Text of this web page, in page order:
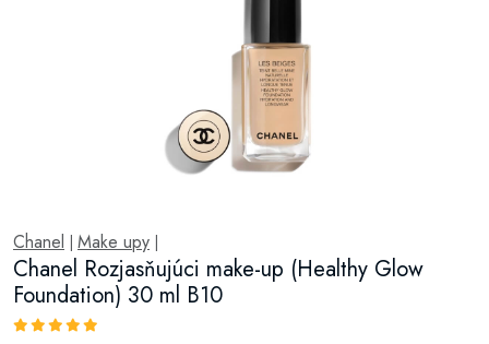
Chanel Make upy
Chanel Rozjasňujúci make-up (Healthy Glow
Foundation) 30 ml B10